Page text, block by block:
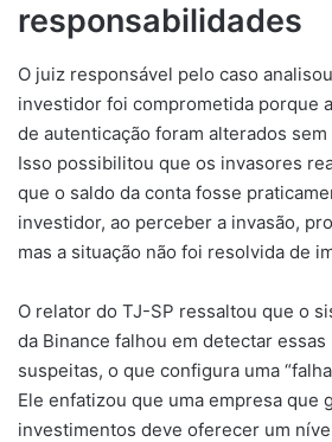
responsabilidades
O juiz responsável pelo caso
investidor foi comprometida porque
de autenticação foram alterados
Isso possibilitou que os invasores
que o saldo da conta fosse
investidor, ao perceber a invasão,
mas a situação não foi resolvida de
O relator do TJ-SP ressaltou que o
da Binance falhou em detectar
suspeitas, o que configura uma
Ele enfatizou que uma empresa que
investimentos deve oferecer um